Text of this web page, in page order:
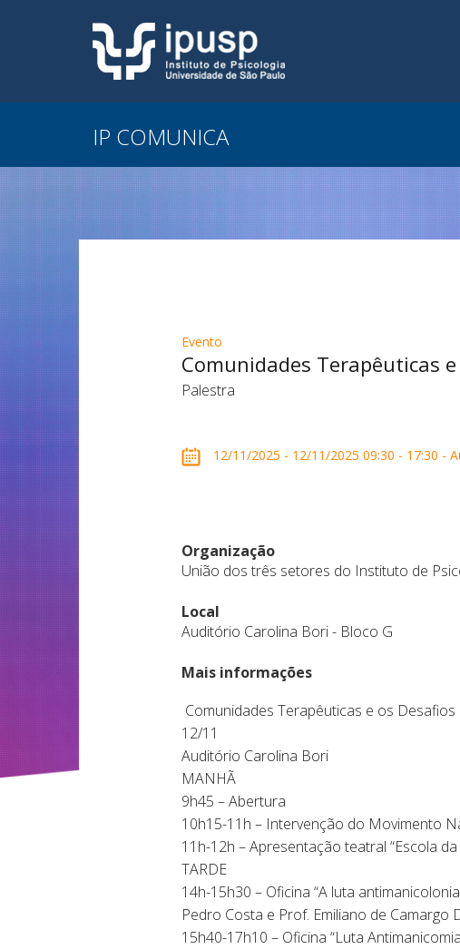
IP COMUNICA
Evento
Comunidades Terapêuticas
Palestra
12/11/2025 - 12/11/2025 09:30 - 17:30 -
Organização
União dos três setores do Instituto de
Local
Auditório Carolina Bori - Bloco G
Mais informações
Comunidades Terapêuticas e os Desafios
12/11
Auditório Carolina Bori
MANHÃ
9h45 – Abertura
10h15-11h – Intervenção do Movimento
11h-12h – Apresentação teatral “Escola
TARDE
14h-15h30 – Oficina “A luta
Pedro Costa e Prof. Emiliano de Camargo
15h40-17h10 – Oficina “Luta